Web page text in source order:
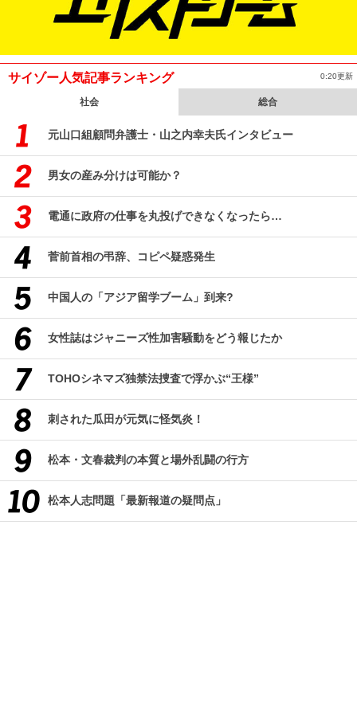
サイゾー人気記事ランキング 0:20更新
社会 総合
元山口組顧問弁護士・山之内幸夫氏インタビュー
男女の産み分けは可能か？
電通に政府の仕事を丸投げできなくなったら…
菅前首相の弔辞、コピペ疑惑発生
中国人の「アジア留学ブーム」到来?
女性誌はジャニーズ性加害騒動をどう報じたか
TOHOシネマズ独禁法捜査で浮かぶ“王様”
刺された瓜田が元気に怪気炎！
松本・文春裁判の本質と場外乱闘の行方
松本人志問題「最新報道の疑問点」